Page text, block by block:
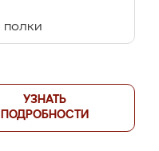
полки
УЗНАТЬ
ПОДРОБНОСТИ